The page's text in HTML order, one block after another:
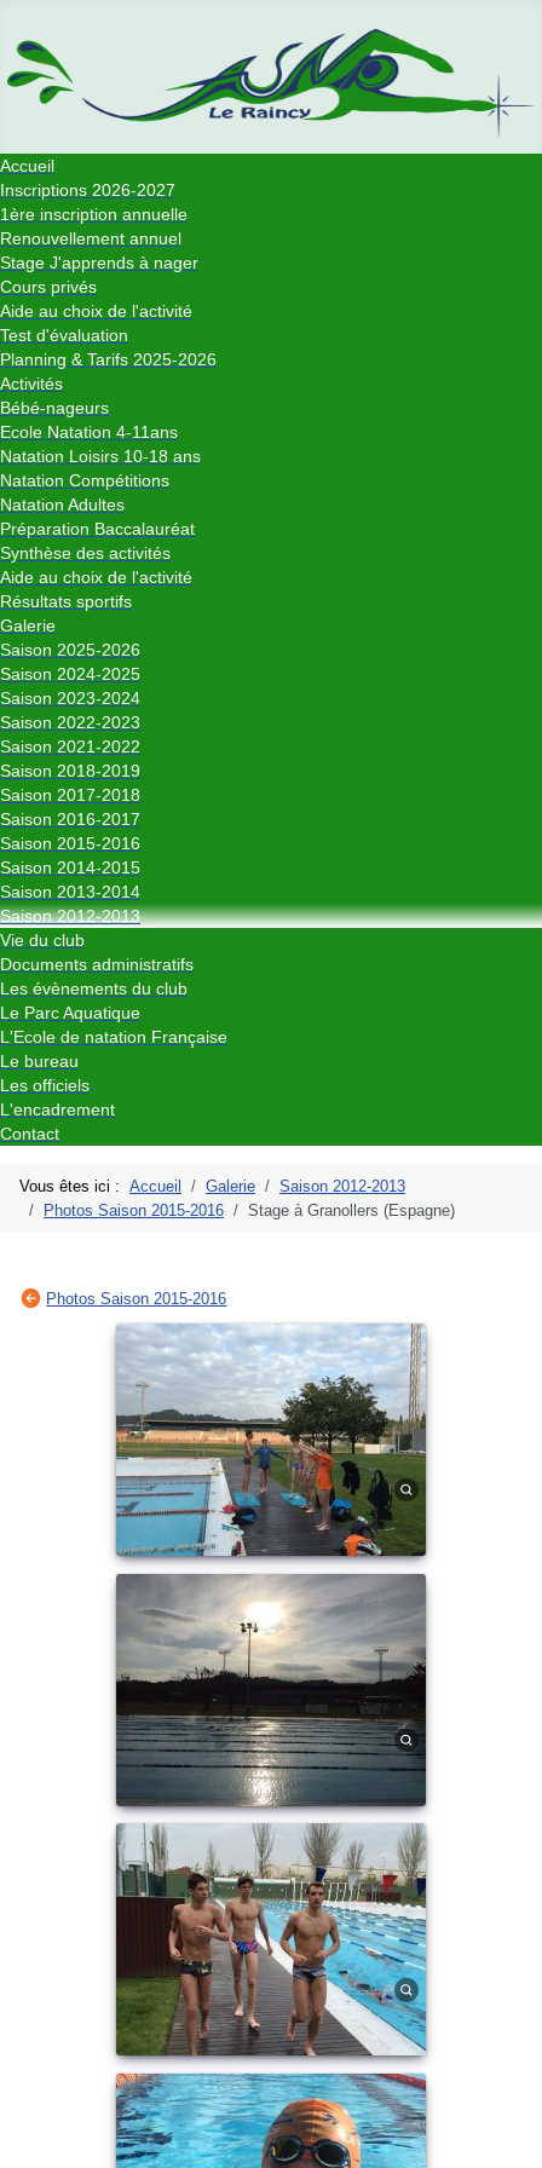
Accueil
Inscriptions 2026-2027
1ère inscription annuelle
Renouvellement annuel
Stage J'apprends à nager
Cours privés
Aide au choix de l'activité
Test d'évaluation
Planning & Tarifs 2025-2026
Activités
Bébé-nageurs
Ecole Natation 4-11ans
Natation Loisirs 10-18 ans
Natation Compétitions
Natation Adultes
Préparation Baccalauréat
Synthèse des activités
Aide au choix de l'activité
Résultats sportifs
Galerie
Saison 2025-2026
Saison 2024-2025
Saison 2023-2024
Saison 2022-2023
Saison 2021-2022
Saison 2018-2019
Saison 2017-2018
Saison 2016-2017
Saison 2015-2016
Saison 2014-2015
Saison 2013-2014
Saison 2012-2013
Vie du club
Documents administratifs
Les évènements du club
Le Parc Aquatique
L'Ecole de natation Française
Le bureau
Les officiels
L'encadrement
Contact
Vous êtes ici : Accueil Galerie
Saison 2012-2013
Photos Saison 2015-2016
Stage à Granollers (Espagne)
Photos Saison 2015-2016